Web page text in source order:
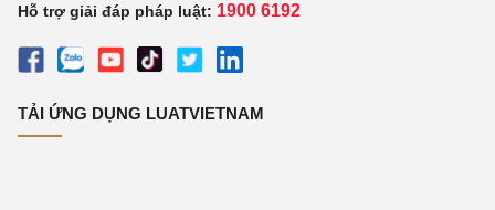
Hỗ trợ giải đáp pháp luật: 1900 6192
TẢI ỨNG DỤNG LUATVIETNAM